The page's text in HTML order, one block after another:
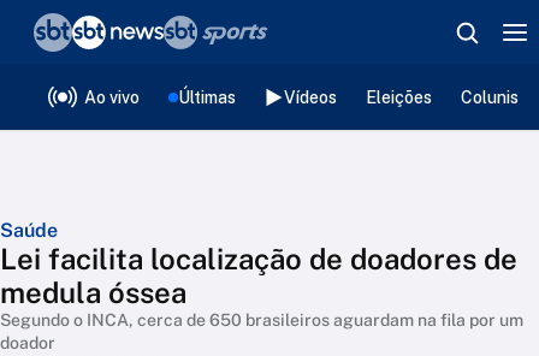
Ao vivo Últimas Vídeos Eleições
Saúde
Lei facilita localização de doadores de
medula óssea
Segundo o INCA, cerca de 650 brasileiros aguardam na fila por um
doador
❮voltar
Editorias